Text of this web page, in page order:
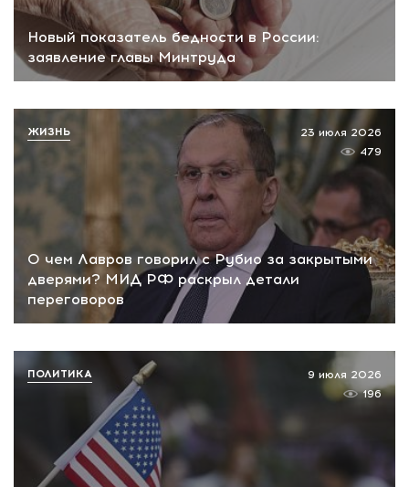
Новый показатель бедности в России:
заявление главы Минтруда
О чем Лавров говорил с Рубио за закрытыми
дверями? МИД РФ раскрыл детали
переговоров
23 июля 2026
479
ЖИЗНЬ
9 июля 2026
196
ПОЛИТИКА